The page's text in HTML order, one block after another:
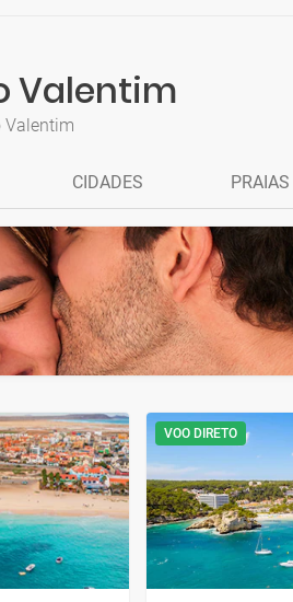
Valentim
Valentim
CIDADES PRAIAS
VOO DIRETO